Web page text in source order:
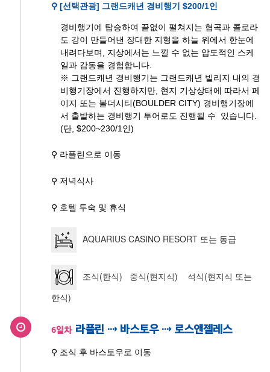
⚲ [선택관광] 그랜드캐년 경비행기 $200/1인
경비행기에 탑승하여 끝없이 펼쳐지는 협곡과 콜로라
도 강이 만들어낸 장대한 지형을 하늘 위에서 한눈에
내려다보며, 지상에서는 느낄 수 없는 압도적인 스케
일과 감동을 경험합니다.
※ 그랜드캐년 경비행기는 그랜드캐년 빌리지 내의 경
비행기장에서 진행하지만, 현지 기상상태에 따라서 페
이지 또는 볼더시티(BOULDER CITY) 경비행기장에
서 출발하는 경비행기 투어로도 진행될 수 있습니다.
(단, $200~230/1인)
⚲ 라플린으로 이동
⚲ 저녁식사
⚲ 호텔 투숙 및 휴식
AQUARIUS CASINO RESORT 또는 동급
조식(한식) 중식(현지식) 석식(현지식 또는
한식)
6일차 라플린 ⇢ 바스토우 ⇢ 로스앤젤레스
⚲ 조식 후 바스토우로 이동